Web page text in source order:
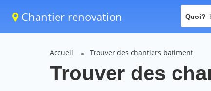
Chantier renovation Quoi?
Accueil Trouver des chantiers batiment
Trouver des